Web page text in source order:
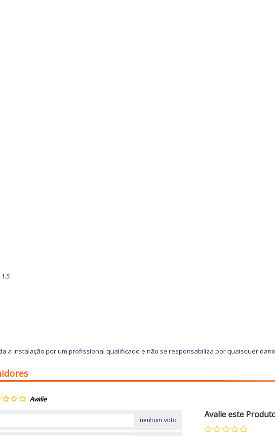
a instalação por um profissional qualificado e não se responsabiliza por quaisquer
nenhum voto
Avalie este